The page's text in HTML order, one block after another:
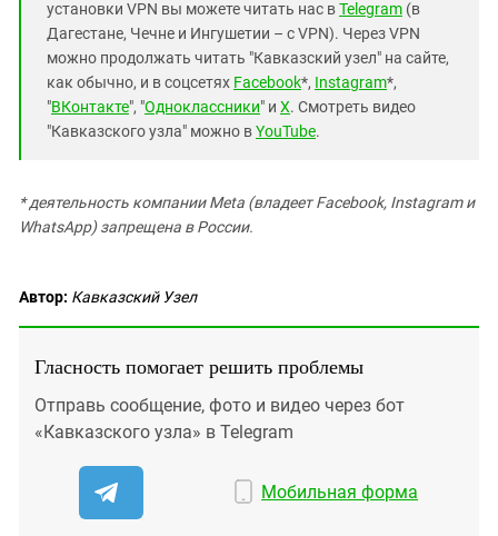
установки VPN вы можете читать нас вTelegram (в
Дагестане, Чечне и Ингушетии – с VPN). Через VPN
можно продолжать читать "Кавказский узел" на сайте,
как обычно, и в соцсетях Facebook*, Instagram*,
"ВКонтакте", "Одноклассники" и X. Смотреть видео
"Кавказского узла" можно вYouTube.
* деятельность компании Meta (владеет Facebook, Instagram и
WhatsApp) запрещена в России.
Автор: Кавказский Узел
Гласность помогает решить проблемы
Отправь сообщение, фото и видео через бот
«Кавказского узла» в Telegram
Мобильная форма